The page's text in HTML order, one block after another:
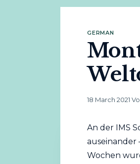
GERMAN
18 March 2021·
An der IMS
auseinander
Wochen